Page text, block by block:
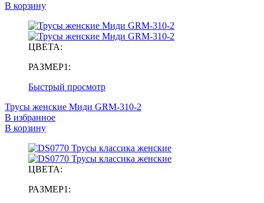
В корзину
ЦВЕТА:
РАЗМЕР1:
Быстрый просмотр
Трусы женские Миди GRM-310-2
В избранное
В корзину
ЦВЕТА:
РАЗМЕР1: